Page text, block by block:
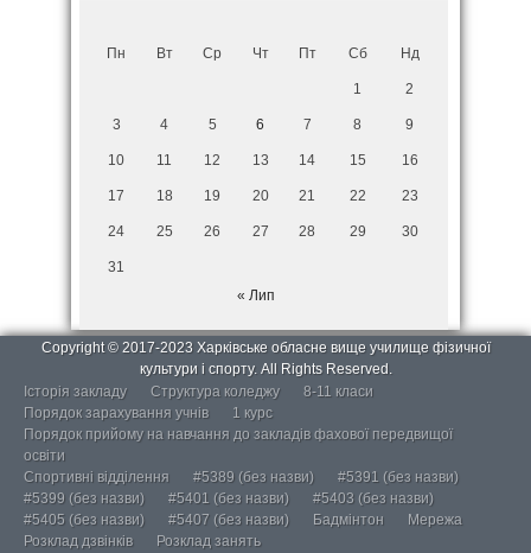
Пн Вт Ср Чт Пт Сб Нд
1 2
3 4 5 6 7 8 9
10 11 12 13 14 15 16
17 18 19 20 21 22 23
24 25 26 27 28 29 30
31
« Лип
Copyright © 2017-2023 Харківське обласне вище училище фізичної
культури і спорту. All Rights Reserved.
Історія закладу
Структура коледжу
8-11 класи
Порядок зарахування учнів
1 курс
Порядок прийому на навчання до закладів фахової передвищої
освіти
Спортивні відділення
#5389 (без назви)
#5391 (без назви)
#5399 (без назви)
#5401 (без назви)
#5403 (без назви)
#5405 (без назви)
#5407 (без назви) Бадмінтон
Мережа
Розклад дзвінків
Розклад занять